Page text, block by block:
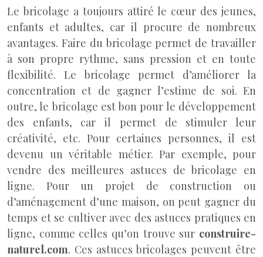
Le bricolage a toujours attiré le cœur des jeunes,
enfants et adultes, car il procure de nombreux
avantages. Faire du bricolage permet de travailler
à son propre rythme, sans pression et en toute
flexibilité. Le bricolage permet d’améliorer la
concentration et de gagner l’estime de soi. En
outre, le bricolage est bon pour le développement
des enfants, car il permet de stimuler leur
créativité, etc. Pour certaines personnes, il est
devenu un véritable métier. Par exemple, pour
vendre des meilleures astuces de bricolage en
ligne. Pour un projet de construction ou
d’aménagement d’une maison, on peut gagner du
temps et se cultiver avec des astuces pratiques en
ligne, comme celles qu’on trouve sur construire-
naturel.com. Ces astuces bricolages peuvent être